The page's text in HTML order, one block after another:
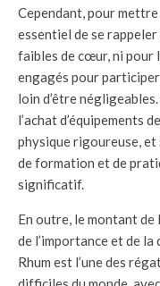
Cependant, pour
essentiel de se rappeler
faibles de cœur, ni pour
engagés pour
loin d’être
l’achat d’équipements
physique rigoureuse, et
de formation et de
significatif.
En outre, le montant
de l’importance et de
Rhum est l’une des